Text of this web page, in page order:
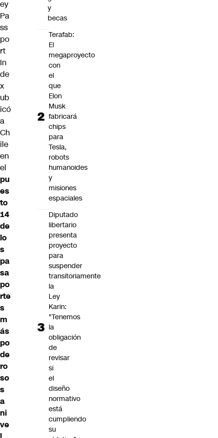
ey
Pa
ss
po
rt
In
de
x
ub
icó
a
Ch
ile
en
el
pu
es
to
14
de
lo
s
pa
sa
po
rte
s
m
ás
po
de
ro
so
s
a
ni
ve
y
becas
Terafab:
El
megaproyecto
con
el
que
Elon
Musk
fabricará
chips
para
Tesla,
robots
humanoides
y
misiones
espaciales
Diputado
libertario
presenta
proyecto
para
suspender
transitoriamente
la
Ley
Karin:
"Tenemos
la
obligación
de
revisar
si
el
diseño
normativo
está
cumpliendo
su